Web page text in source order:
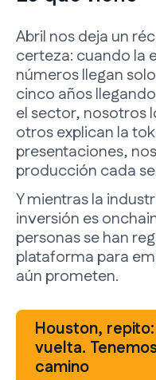
Abril nos deja un
certeza: cuando la
números llegan
cinco años
el sector, nosotros
otros explican la
presentaciones,
producción cada
Y mientras la
inversión es
personas se han
plataforma para
aún prometen.
Houston,
vuelta.
camino